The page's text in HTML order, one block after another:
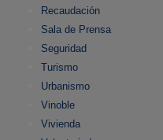
Recaudación
Sala de Prensa
Seguridad
Turismo
Urbanismo
Vinoble
Vivienda